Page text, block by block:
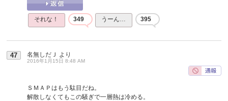
それな！ 349 うーん… 395
47 名無しだＪ より
2016年1月15日 8:48 AM
ＳＭＡＰはもう駄目だね。
解散しなくてもこの騒ぎで一層熱は冷める。